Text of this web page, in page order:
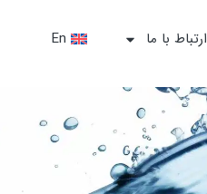
ارتباط با ما En